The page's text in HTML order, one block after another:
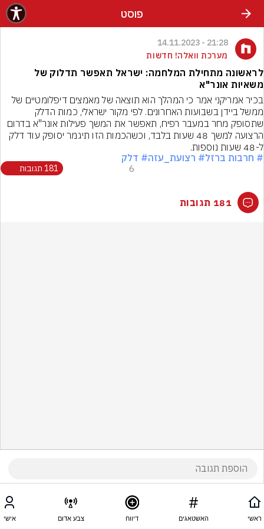
פוסט
21:28 - 14.11.2023
מערכת וואלה! חדשות
לראשונה מתחילת המלחמה: ישראל תאפשר תדלוק של
משאיות אונר"א
בכיר אמריקני אמר כי המהלך הוא תוצאה של מאמצים דיפלומטיים של
ל-48 שעות נוספות.
# חרבות ברזל# רצועת_עזה# דלק
6 181 תגובות
181 תגובות
ראשי האשטאגים דיווח צבע אדום אישי